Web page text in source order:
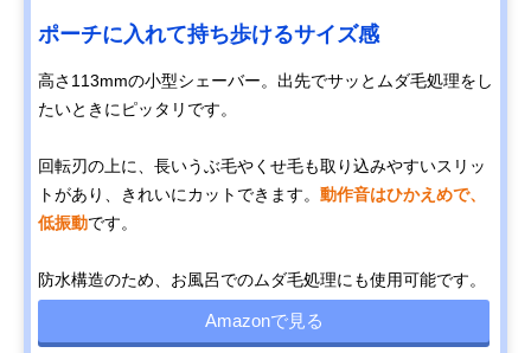
ポーチに入れて持ち歩けるサイズ感
高さ113mmの小型シェーバー。出先でサッとムダ毛処理をし
たいときにピッタリです。
回転刃の上に、長いうぶ毛やくせ毛も取り込みやすいスリッ
トがあり、きれいにカットできます。 動作音はひかえめで、
低振動です。
防水構造のため、お風呂でのムダ毛処理にも使用可能です。
Amazonで見る